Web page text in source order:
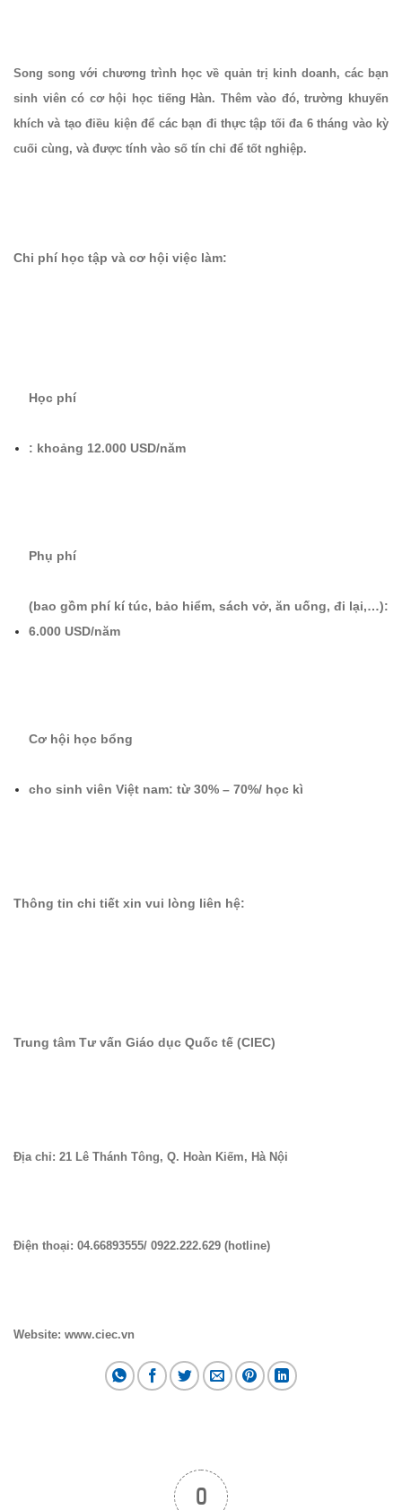
Song song với chương trình học về quản trị kinh doanh, các bạn
sinh viên có cơ hội học tiếng Hàn. Thêm vào đó, trường khuyến
khích và tạo điều kiện để các bạn đi thực tập tối đa 6 tháng vào kỳ
cuối cùng, và được tính vào số tín chỉ để tốt nghiệp.
Chi phí học tập và cơ hội việc làm:
Học phí
: khoảng 12.000 USD/năm
Phụ phí
(bao gồm phí kí túc, bảo hiểm, sách vở, ăn uống, đi lại,…):
6.000 USD/năm
Cơ hội học bổng
cho sinh viên Việt nam: từ 30% – 70%/ học kì
Thông tin chi tiết xin vui lòng liên hệ:
Trung tâm Tư vấn Giáo dục Quốc tế (CIEC)
Địa chỉ: 21 Lê Thánh Tông, Q. Hoàn Kiếm, Hà Nội
Điện thoại: 04.66893555/ 0922.222.629 (hotline)
Website: www.ciec.vn
0